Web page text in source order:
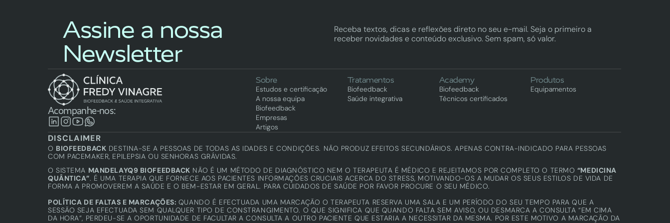
Assine a nossa
Newsletter
Receba textos, dicas e reflexões direto no seu e-mail. Seja o primeiro a
receber novidades e conteúdo exclusivo. Sem spam, só valor.
Acompanhe-nos:
Sobre
Estudos e certificação
A nossa equipa
Biofeedback
Empresas
Artigos
Tratamentos
Biofeedback
Saúde integrativa
Academy
Biofeedback
Técnicos certificados
Produtos
Equipamentos
DISCLAIMER
O BIOFEEDBACK DESTINA-SE A PESSOAS DE TODAS AS IDADES E CONDIÇÕES. NÃO PRODUZ EFEITOS SECUNDÁRIOS. APENAS CONTRA-INDICADO PARA PESSOAS
COM PACEMAKER, EPILEPSIA OU SENHORAS GRÁVIDAS.
O SISTEMA MANDELAYQ9 BIOFEEDBACK NÃO É UM MÉTODO DE DIAGNÓSTICO NEM O TERAPEUTA É MÉDICO E REJEITAMOS POR COMPLETO O TERMO “MEDICINA
QUÂNTICA”. É UMA TERAPIA QUE FORNECE AOS PACIENTES INFORMAÇÕES CRUCIAIS ACERCA DO STRESS, MOTIVANDO-OS A MUDAR OS SEUS ESTILOS DE VIDA DE
FORMA A PROMOVEREM A SAÚDE E O BEM-ESTAR EM GERAL. PARA CUIDADOS DE SAÚDE POR FAVOR PROCURE O SEU MÉDICO.
POLÍTICA DE FALTAS E MARCAÇÕES: QUANDO É EFECTUADA UMA MARCAÇÃO O TERAPEUTA RESERVA UMA SALA E UM PERÍODO DO SEU TEMPO PARA QUE A
SESSÃO SEJA EFECTUADA SEM QUALQUER TIPO DE CONSTRANGIMENTO. O QUE SIGNIFICA QUE QUANDO FALTA SEM AVISO, OU DESMARCA A CONSULTA “EM CIMA
DA HORA”, PERDEU-SE A OPORTUNIDADE DE FACULTAR A CONSULTA A OUTRO PACIENTE QUE ESTARIA A NECESSITAR DA MESMA. POR ESTE MOTIVO A MARCAÇÃO DA